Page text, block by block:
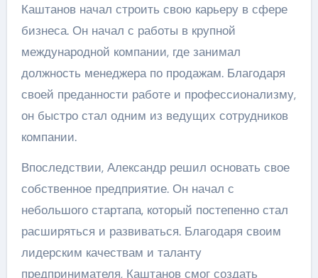
Каштанов начал строить свою карьеру в сфере
бизнеса. Он начал с работы в крупной
международной компании, где занимал
должность менеджера по продажам. Благодаря
своей преданности работе и профессионализму,
он быстро стал одним из ведущих сотрудников
компании.
Впоследствии, Александр решил основать свое
собственное предприятие. Он начал с
небольшого стартапа, который постепенно стал
расширяться и развиваться. Благодаря своим
лидерским качествам и таланту
предпринимателя, Каштанов смог создать